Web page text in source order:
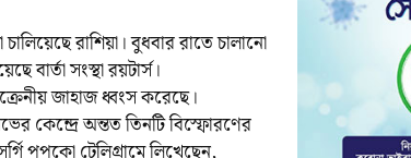
রাশিয়া। বুধবার রাতে চালানো
বার্তা সংস্থা রয়টার্স।
জাহাজ ধ্বংস করেছে।
কেন্দ্রে অন্তত তিনটি বিস্ফোরণের